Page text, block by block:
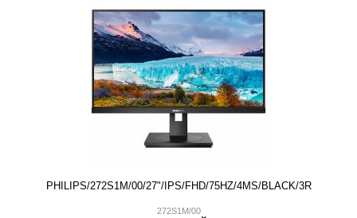
PHILIPS/272S1M/00/27"/IPS/FHD/75HZ/4MS/BLACK/3R
272S1M/00